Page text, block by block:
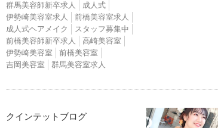
群馬美容師新卒求人
成人式
伊勢崎美容室求人
前橋美容室求人
成人式ヘアメイク
スタッフ募集中
前橋美容師新卒求人
高崎美容室
伊勢崎美容室
前橋美容室
吉岡美容室
群馬美容室求人
クインテットブログ